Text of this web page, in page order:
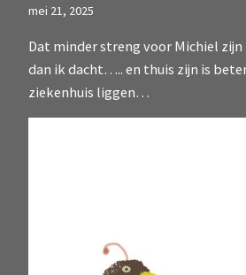
mei 21, 2025
Dat minder streng voor Michiel
dan ik dacht….. en thuis zijn is
ziekenhuis liggen…